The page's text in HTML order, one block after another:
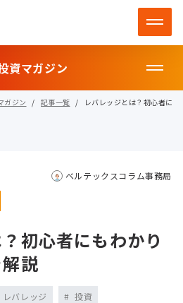
資マガジン
ガジン 記事一覧 レバレッジとは？初心者に
ベルテックスコラム事務局
初心者にもわかり
説
レバレッジ 投資